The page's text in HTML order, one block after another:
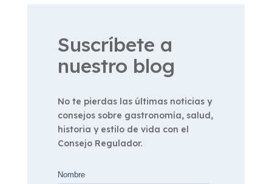
Suscríbete a
nuestro blog
No te pierdas las últimas noticias y
consejos sobre gastronomía, salud,
historia y estilo de vida con el
Consejo Regulador.